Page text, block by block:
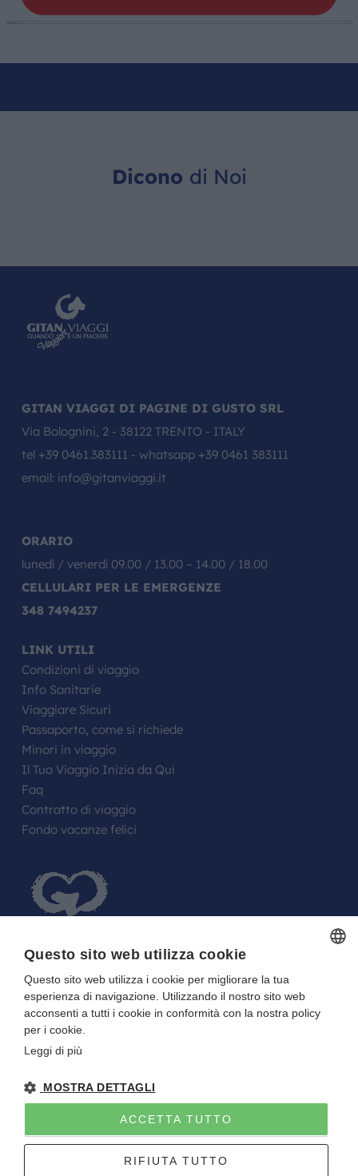
Dicono di Noi
GITAN VIAGGI DI PAGINE DI GUSTO SRL
Via Bolognini, 2 - 38122 TRENTO - ITALY
tel +39 0461.383111 - whatsapp +39 0461 383111
email: info@gitanviaggi.it
ORARIO
lunedì / venerdì 09.00 / 13.00 – 14.00 / 18.00
CELLULARI PER LE EMERGENZE
348 7494237
LINK UTILI
Condizioni di viaggio
Info Sanitarie
Viaggiare Sicuri
Passaporto, come si richiede
Minori in viaggio
Il Tuo Viaggio Inizia da Qui
Faq
Contratto di viaggio
Fondo vacanze felici
FARE UN REGALO AGLI SPOSI O A UN
FESTEGGIATO?
La tua Lista in Viaggio…
Gitan viaggiNOTE LEGALI-PRIVACY- DIRETTIVA UE 2015/2032
P.I. E C.F. 01922670227 - CAPITALE SOCIALE I.V. 10.000 EURO
Questo sito web utilizza cookie
Questo sito web utilizza i cookie per migliorare la tua
esperienza di navigazione. Utilizzando il nostro sito web
acconsenti a tutti i cookie in conformità con la nostra policy
per i cookie.
Leggi di più
MOSTRA DETTAGLI
ACCETTA TUTTO
RIFIUTA TUTTO